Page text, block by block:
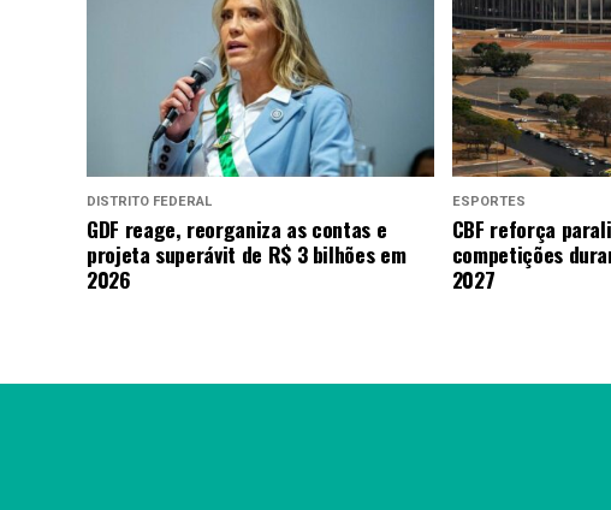
DISTRITO FEDERAL
GDF reage, reorganiza as contas e
projeta superávit de R$ 3 bilhões em
2026
ESPORTES
CBF reforça
competições
2027